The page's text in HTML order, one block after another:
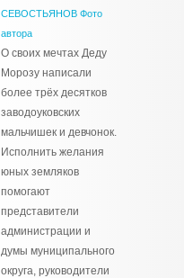
СЕВОСТЬЯНОВ Фото
автора
О своих мечтах Деду
Морозу написали
более трёх десятков
заводоуковских
мальчишек и девчонок.
Исполнить желания
юных земляков
помогают
представители
администрации и
думы муниципального
округа, руководители